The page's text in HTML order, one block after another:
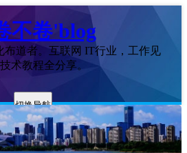
不卷'blog
布道者。互联网 IT行业，工作见
术教程全分享。
切换导航